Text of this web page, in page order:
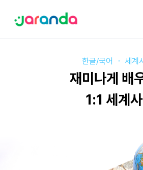
한글/국어 ・ 세계
재미나게 배
1:1 세계사